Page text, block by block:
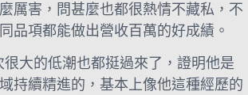
厲害，問甚麼也都很熱情不藏私，不
品項都能做出營收百萬的好成績。
大的低潮也都挺過來了，證明他是
持續精進的，基本上像他這種經歷的